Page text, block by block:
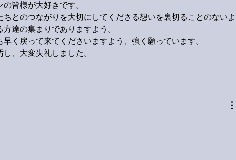
皆様が大好きです。
とのつながりを大切にしてくださる想いを裏切ることのないよ
達の集まりでありますよう。
く戻って来てくださいますよう、強く願っています。
、大変失礼しました。